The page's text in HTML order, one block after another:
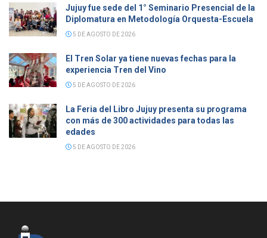
Jujuy fue sede del 1° Seminario Presencial de la
Diplomatura en Metodología Orquesta-Escuela
5 DE AGOSTO DE 2026
El Tren Solar ya tiene nuevas fechas para la
experiencia Tren del Vino
5 DE AGOSTO DE 2026
La Feria del Libro Jujuy presenta su programa
con más de 300 actividades para todas las
edades
5 DE AGOSTO DE 2026